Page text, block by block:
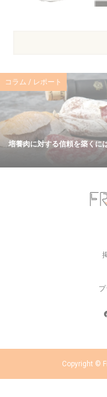
コラム / レポート
培養肉に対する信頼を築くに
Copyright ©